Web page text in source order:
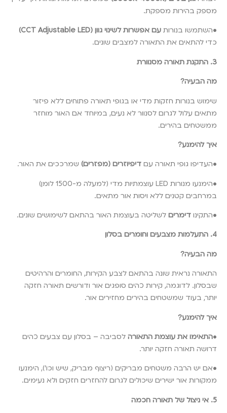
מספק בהירות מספקת.
•השתמשו בנורות עם אפשרות לשינוי גוון (CCT Adjustable LED)
כדי להתאים את התאורה למצבים שונים.
3. התקנת תאורה מסנוורת
מה הבעיה?
שימוש בנורות חזקות מדי או בגופי תאורה פתוחים ללא פיזור
מתאים עלול לגרום לסנוור לא נעים, במיוחד אם האור מוחזר
ממשטחים בהירים.
איך להימנע?
•העדיפו גופי תאורה עם דיפיוזרים (מפזרים) שמרככים את האור.
•הימנעו מנורות LED עוצמתיות מדי (למעלה מ-1500 לומן)
במרחבים קטנים ללא ויסות אור מתאים.
•התקינו דימרים לשליטה בעוצמת האור בהתאם לשימושים שונים.
4. התעלמות מצבעים וחומרים בסלון
מה הבעיה?
התאורה נראית שונה בהתאם לצבע הקירות, החומרים והרהיטים
שבסלון. לדוגמה, קירות כהים סופגים אור ודורשים תאורה חזקה
יותר, בעוד שמשטחים בהירים מחזירים אור.
איך להימנע?
•התאימו את עוצמת התאורה לסביבה – בסלון עם צבעים כהים
דרושה תאורה חזקה יותר.
•אם יש הרבה משטחים מבריקים (ריצוף מבריק, שיש וכו’), הימנעו
ממקורות אור ישירים שיכולים לגרום להחזרים חזקים ולא נעימים.
5. אי ניצול של תאורה חכמה